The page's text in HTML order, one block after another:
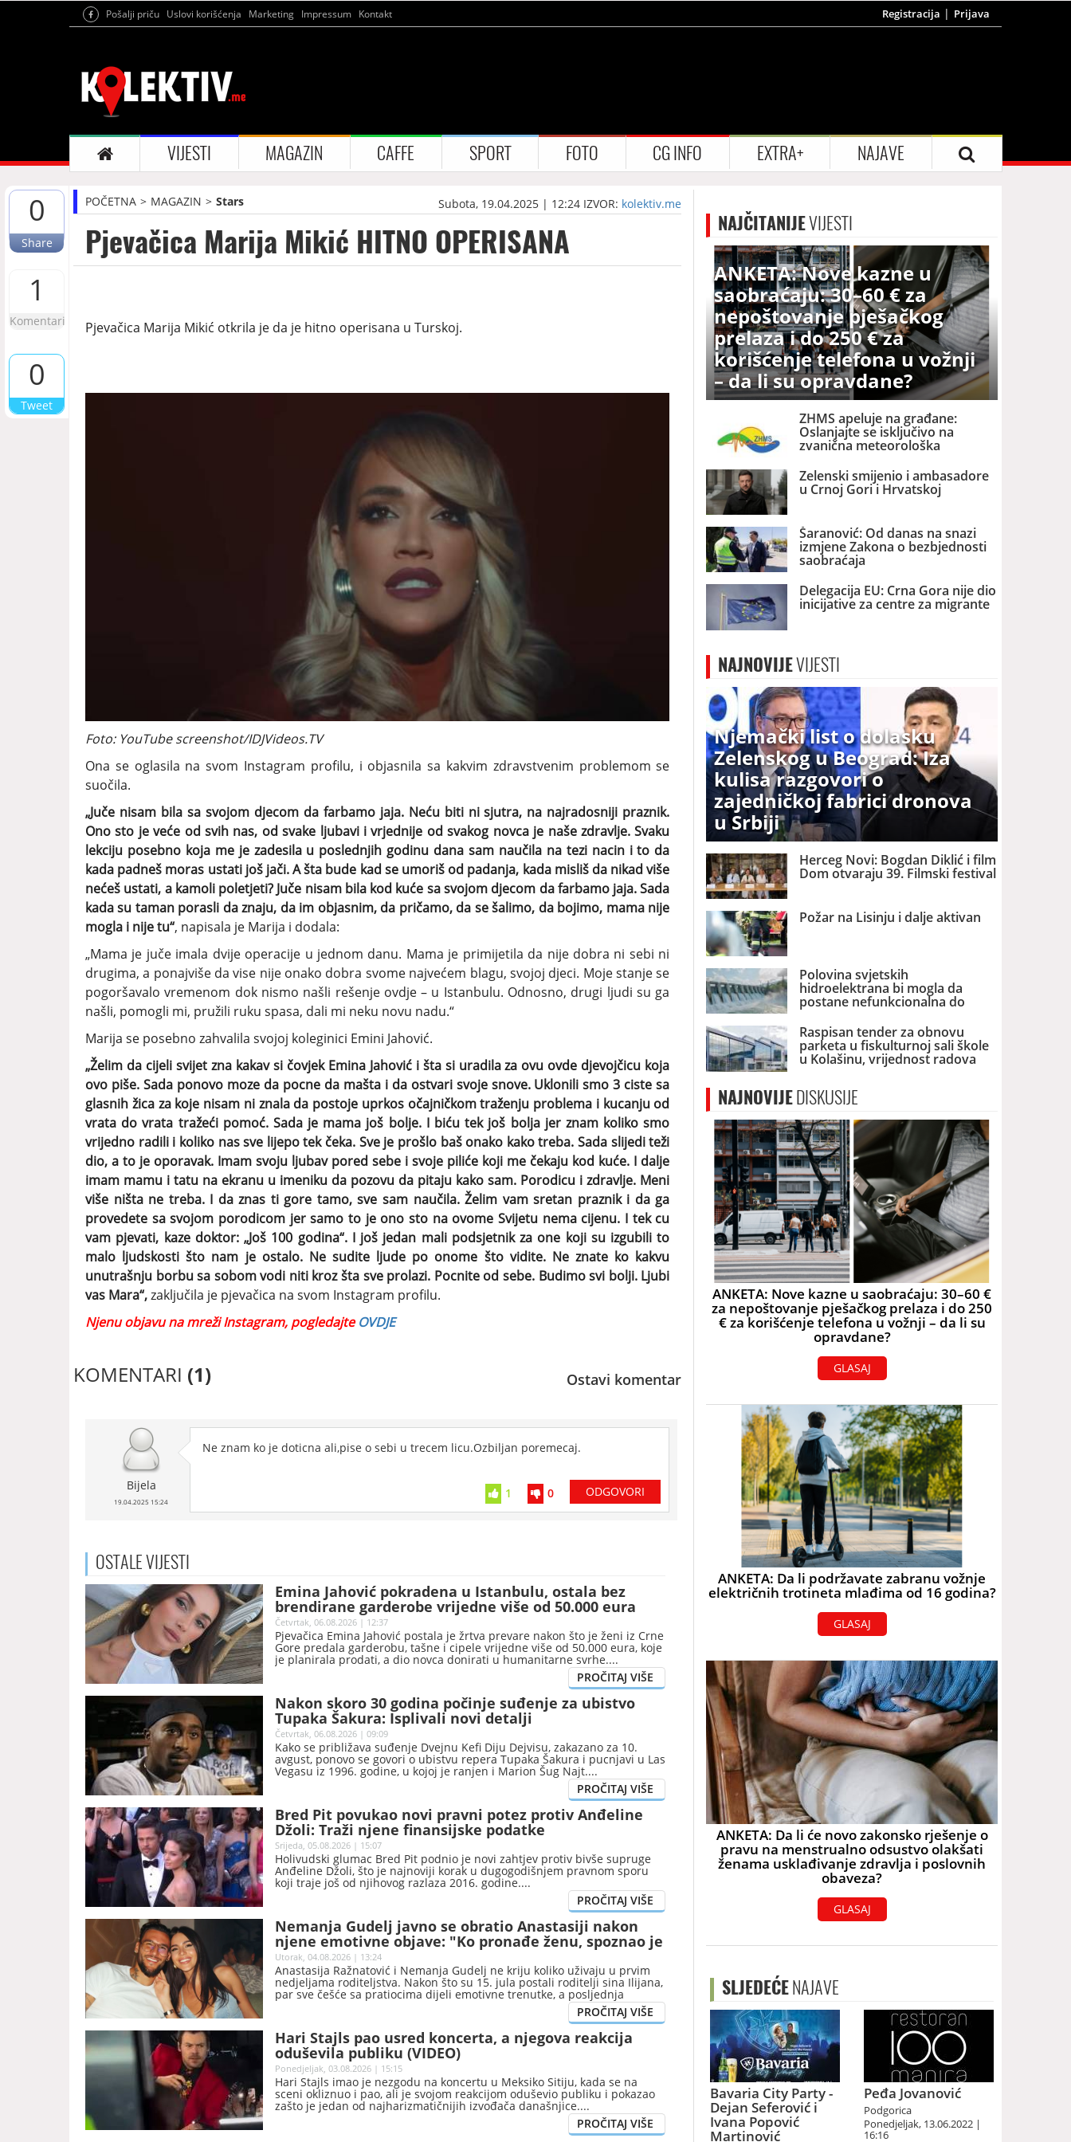
Pošalji priču Uslovi korišćenja Marketing Impressum Kontakt Registracija Prijava
VIJESTI MAGAZIN CAFFE SPORT FOTO CG INFO EXTRA+ NAJAVE
0
Share
1
Komentari
0
Tweet
POČETNA MAGAZIN Stars Subota, 19.04.2025 | 12:24 IZVOR: kolektiv.me
Pjevačica Marija Mikić HITNO OPERISANA
Pjevačica Marija Mikić otkrila je da je hitno operisana u Turskoj.
Foto: YouTube screenshot/IDJVideos.TV
Ona se oglasila na svom Instagram profilu, i objasnila sa kakvim zdravstvenim problemom se
suočila.
„Juče nisam bila sa svojom djecom da farbamo jaja. Neću biti ni sjutra, na najradosniji praznik.
Ono sto je veće od svih nas, od svake ljubavi i vrjednije od svakog novca je naše zdravlje. Svaku
lekciju posebno koja me je zadesila u poslednjih godinu dana sam naučila na tezi nacin i to da
kada padneš moras ustati još jači. A šta bude kad se umoriš od padanja, kada misliš da nikad više
nećeš ustati, a kamoli poletjeti? Juče nisam bila kod kuće sa svojom djecom da farbamo jaja. Sada
kada su taman porasli da znaju, da im objasnim, da pričamo, da se šalimo, da bojimo, mama nije
mogla i nije tu“, napisala je Marija i dodala:
„Mama je juče imala dvije operacije u jednom danu. Mama je primijetila da nije dobra ni sebi ni
drugima, a ponajviše da vise nije onako dobra svome najvećem blagu, svojoj djeci. Moje stanje se
pogoršavalo vremenom dok nismo našli rešenje ovdje – u Istanbulu. Odnosno, drugi ljudi su ga
našli, pomogli mi, pružili ruku spasa, dali mi neku novu nadu.“
Marija se posebno zahvalila svojoj koleginici Emini Jahović.
„Želim da cijeli svijet zna kakav si čovjek Emina Jahović i šta si uradila za ovu ovde djevojčicu koja
ovo piše. Sada ponovo moze da pocne da mašta i da ostvari svoje snove. Uklonili smo 3 ciste sa
glasnih žica za koje nisam ni znala da postoje uprkos očajničkom traženju problema i kucanju od
vrata do vrata tražeći pomoć. Sada je mama još bolje. I biću tek još bolja jer znam koliko smo
vrijedno radili i koliko nas sve lijepo tek čeka. Sve je prošlo baš onako kako treba. Sada slijedi teži
dio, a to je oporavak. Imam svoju ljubav pored sebe i svoje piliće koji me čekaju kod kuće. I dalje
imam mamu i tatu na ekranu u imeniku da pozovu da pitaju kako sam. Porodicu i zdravlje. Meni
više ništa ne treba. I da znas ti gore tamo, sve sam naučila. Želim vam sretan praznik i da ga
provedete sa svojom porodicom jer samo to je ono sto na ovome Svijetu nema cijenu. I tek cu
vam pjevati, kaze doktor: „Još 100 godina“. I još jedan mali podsjetnik za one koji su izgubili to
malo ljudskosti što nam je ostalo. Ne sudite ljude po onome što vidite. Ne znate ko kakvu
unutrašnju borbu sa sobom vodi niti kroz šta sve prolazi. Pocnite od sebe. Budimo svi bolji. Ljubi
vas Mara“,zaključila je pjevačica na svom Instagram profilu.
Njenu objavu na mreži Instagram, pogledajteOVDJE
KOMENTARI (1) Ostavi komentar
Bijela
19.04.2025 15:24
Ne znam ko je doticna ali,pise o sebi u trecem licu.Ozbiljan poremecaj.
1 0 ODGOVORI
OSTALEVIJESTI
Emina Jahović pokradena u Istanbulu, ostala bez
brendirane garderobe vrijedne više od 50.000 eura
Četvrtak, 06.08.2026 | 12:37
Pjevačica Emina Jahović postala je žrtva prevare nakon što je ženi iz Crne
Gore predala garderobu, tašne i cipele vrijedne više od 50.000 eura, koje
je planirala prodati, a dio novca donirati u humanitarne svrhe.
Nakon skoro 30 godina počinje suđenje za ubistvo
Tupaka Šakura: Isplivali novi detalji
Četvrtak, 06.08.2026 | 09:09
Kako se približava suđenje Dvejnu Kefi Diju Dejvisu, zakazano za 10.
avgust, ponovo se govori o ubistvu repera Tupaka Šakura i pucnjavi u Las
Vegasu iz 1996. godine, u kojoj je ranjen i Marion Šug Najt.
Bred Pit povukao novi pravni potez protiv Anđeline
Džoli: Traži njene finansijske podatke
Srijeda, 05.08.2026 | 15:07
Holivudski glumac Bred Pit podnio je novi zahtjev protiv bivše supruge
Anđeline Džoli, što je najnoviji korak u dugogodišnjem pravnom sporu
koji traje još od njihovog razlaza 2016. godine.
Nemanja Gudelj javno se obratio Anastasiji nakon
njene emotivne objave: "Ko pronađe ženu, spoznao je
šta je dobro"
Utorak, 04.08.2026 | 13:24
Anastasija Ražnatović i Nemanja Gudelj ne kriju koliko uživaju u prvim
nedjeljama roditeljstva. Nakon što su 15. jula postali roditelji sina Ilijana,
par sve češće sa pratiocima dijeli emotivne trenutke, a posljednja
razmjena poruka na društvenim mrežama posebno je privukla pažnju.
Hari Stajls pao usred koncerta, a njegova reakcija
oduševila publiku (VIDEO)
Ponedjeljak, 03.08.2026 | 15:15
Hari Stajls imao je nezgodu na koncertu u Meksiko Sitiju, kada se na
sceni okliznuo i pao, ali je svojom reakcijom oduševio publiku i pokazao
zašto je jedan od najharizmatičnijih izvođača današnjice.
NAJČITANIJEVIJESTI
ANKETA: Nove kazne u
saobraćaju: 30–60 € za
nepoštovanje pješačkog
prelaza i do 250 € za
korišćenje telefona u vožnji
– da li su opravdane?
ZHMS apeluje na građane:
Oslanjajte se isključivo na
zvanična meteorološka
Zelenski smijenio i ambasadore
u Crnoj Gori i Hrvatskoj
Šaranović: Od danas na snazi
izmjene Zakona o bezbjednosti
saobraćaja
Delegacija EU: Crna Gora nije dio
inicijative za centre za migrante
NAJNOVIJEVIJESTI
Njemački list o dolasku
Zelenskog u Beograd: Iza
kulisa razgovori o
zajedničkoj fabrici dronova
u Srbiji
Herceg Novi: Bogdan Diklić i film
Dom otvaraju 39. Filmski festival
Požar na Lisinju i dalje aktivan
Polovina svjetskih
hidroelektrana bi mogla da
postane nefunkcionalna do
2060. godine
Raspisan tender za obnovu
parketa u fiskulturnoj sali škole
u Kolašinu, vrijednost radova
skoro 40.000 eura
NAJNOVIJEDISKUSIJE
ANKETA: Nove kazne u saobraćaju: 30–60 €
za nepoštovanje pješačkog prelaza i do 250
€ za korišćenje telefona u vožnji – da li su
opravdane?
GLASAJ
ANKETA: Da li podržavate zabranu vožnje
električnih trotineta mlađima od 16 godina?
GLASAJ
ANKETA: Da li će novo zakonsko rješenje o
pravu na menstrualno odsustvo olakšati
ženama usklađivanje zdravlja i poslovnih
obaveza?
GLASAJ
SLJEDEĆENAJAVE
Bavaria City Party -
Dejan Seferović i
Ivana Popović
Martinović
Peđa Jovanović
Podgorica
Ponedjeljak, 13.06.2022 |
16:16